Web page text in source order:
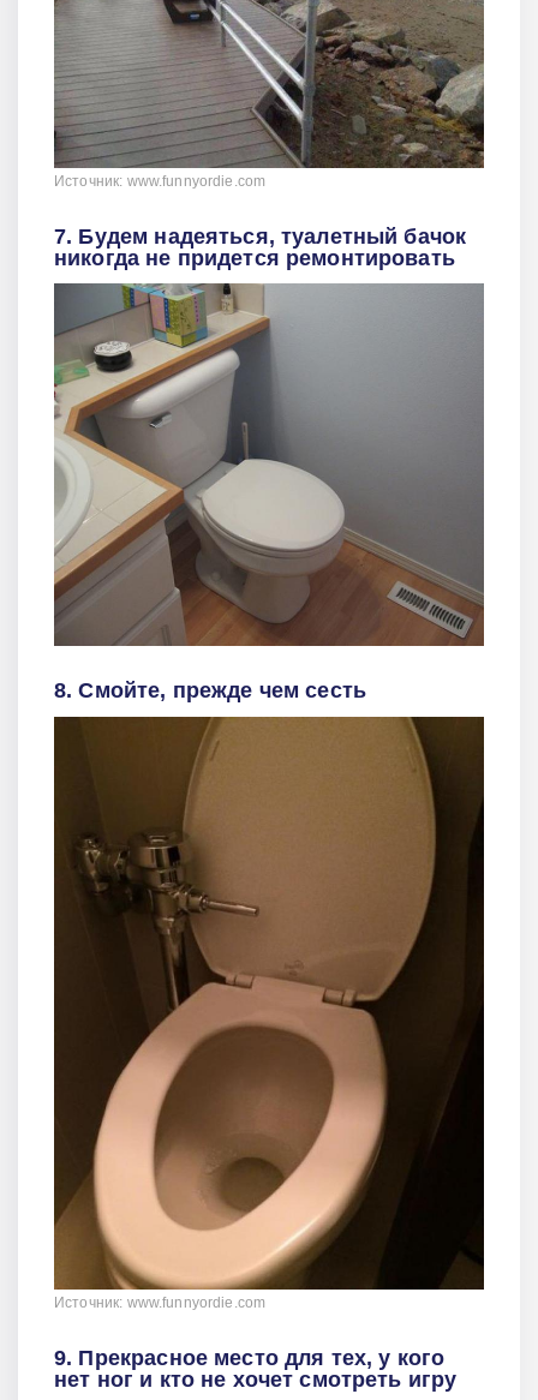
Источник: www.funnyordie.com
7. Будем надеяться, туалетный бачок
никогда не придется ремонтировать
8. Смойте, прежде чем сесть
Источник: www.funnyordie.com
9. Прекрасное место для тех, у кого
нет ног и кто не хочет смотреть игру